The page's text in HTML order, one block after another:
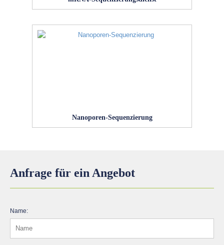
Nanoporen-Sequenzierung
Anfrage für ein Angebot
Name: